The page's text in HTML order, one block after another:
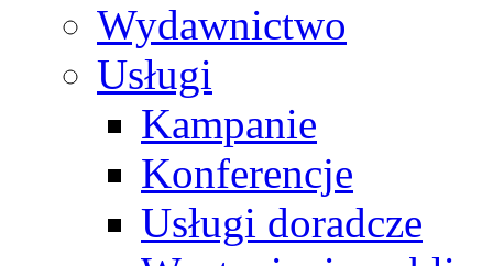
Wydawnictwo
Usługi
Kampanie
Konferencje
Usługi doradcze